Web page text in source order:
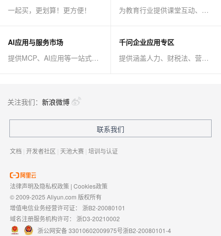
一起买，更划算！更方便！
为教育行业提供课堂互动、课程制作等AI方案
AI应用与服务市场
提供MCP、AI应用等一站式AI解决方案
千问企业应用专区
提供涵盖人力、财税法、营销、客服等AI方案
关注我们： 新浪微博
联系我们
文档 | 开发者社区 | 天池大赛 | 培训与认证
法律声明及隐私权政策 | Cookies政策
© 2009-2025 Aliyun.com 版权所有
增值电信业务经营许可证： 浙B2-20080101
域名注册服务机构许可： 浙D3-20210002
浙公网安备 33010602009975号浙B2-20080101-4